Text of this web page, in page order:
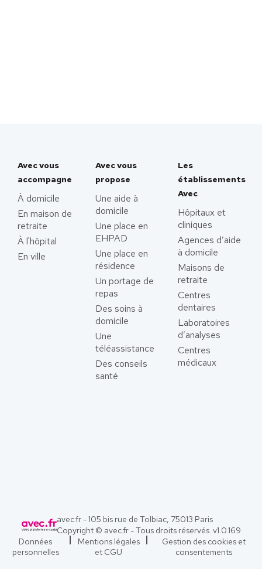
Avec vous
accompagne
À domicile
En maison de
retraite
À l'hôpital
En ville
Avec vous
propose
Une aide à
domicile
Une place en
EHPAD
Une place en
résidence
Un portage de
repas
Des soins à
domicile
Une
téléassistance
Des conseils
santé
Les
établissements
Avec
Hôpitaux et
cliniques
Agences d’aide
à domicile
Maisons de
retraite
Centres
dentaires
Laboratoires
d’analyses
Centres
médicaux
avec.fr - 105 bis rue de Tolbiac, 75013 Paris
Copyright © avec.fr - Tous droits réservés. v1.0.169
Données
personnelles
Mentions légales
et CGU
Gestion des cookies et
consentements